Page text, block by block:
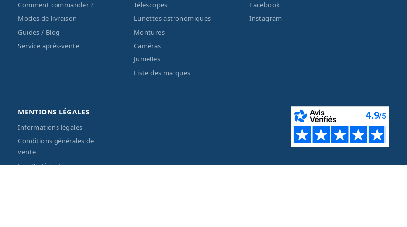
Comment commander ?
Modes de livraison
Guides / Blog
Service après-vente
Télescopes
Lunettes astronomiques
Montures
Caméras
Jumelles
Liste des marques
Facebook
Instagram
MENTIONS LÉGALES
Informations légales
Conditions générales de
vente
Eco-Participation